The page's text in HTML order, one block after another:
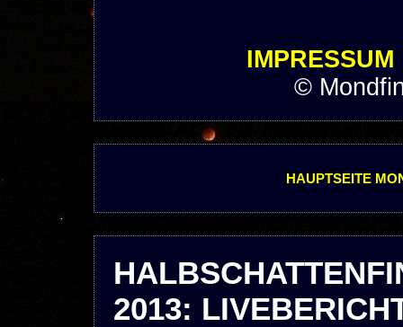
IMPRESSUM
©
HAUPTSEITE
2013: